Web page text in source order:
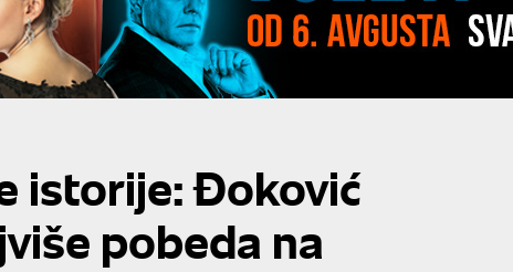
istorije: Đoković
pobeda na